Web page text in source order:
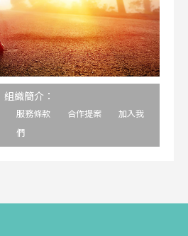
組織簡介：
服務條款 合作提案
加入我
們